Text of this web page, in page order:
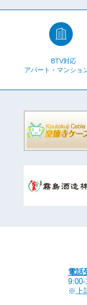
BTV対応
アパート・マンショ
電話
9:00-
※上